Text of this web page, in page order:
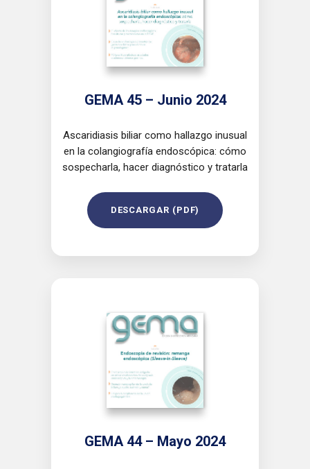
GEMA 45 – Junio 2024
Ascaridiasis biliar como hallazgo inusual
en la colangiografía endoscópica: cómo
sospecharla, hacer diagnóstico y tratarla
DESCARGAR (PDF)
GEMA 44 – Mayo 2024